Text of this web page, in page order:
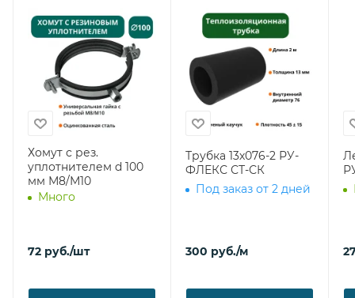
Хомут с рез.
уплотнителем d 100
мм М8/М10
Много
72 руб./шт
Трубка 13х076-2 РУ-
ФЛЕКС СТ-СК
Под заказ от 2 дней
300 руб./м